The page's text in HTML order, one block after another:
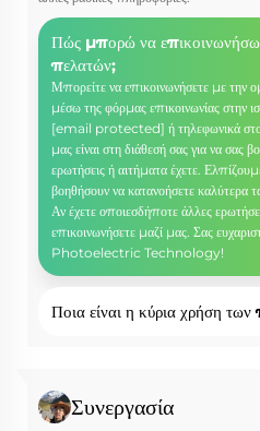
Πώς μπορώ να επικοινωνήσω
πελατών;
Μπορείτε να επικοινωνήσετε με την
μέσω της φόρμας επικοινωνίας στην
[email protected] ή τηλεφωνικά
μας είναι στη διάθεσή σας για να σας
ερωτήσεις ή αιτήματα έχετε.
βοηθήσουν να κατανοήσετε καλύτερα
Αν έχετε οποιεσδήποτε άλλες
επικοινωνήσετε μαζί μας. Σας
Photoelectric Technology!
Ποια είναι η κύρια χρήση
Συνεργασία